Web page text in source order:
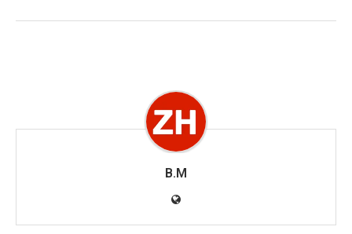
B.M